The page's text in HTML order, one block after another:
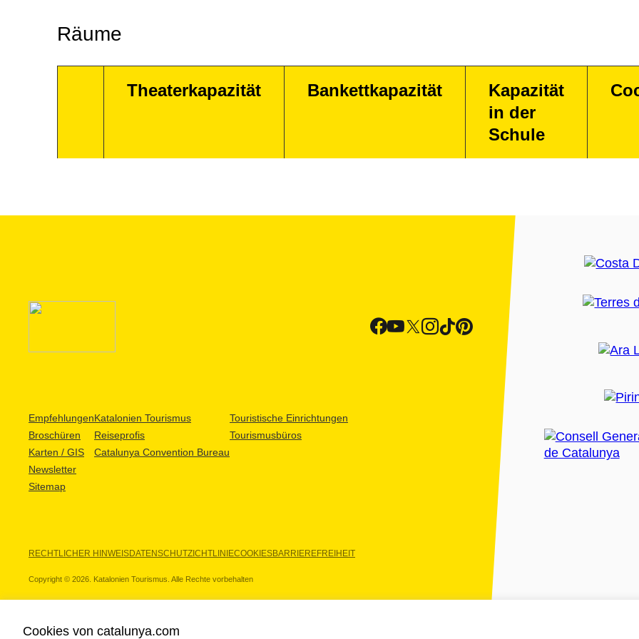
Räume
Theaterkapazität Bankettkapazität
Kapazität
in der
Schule
Empfehlungen
Broschüren
Karten / GIS
Newsletter
Sitemap
Katalonien Tourismus
Reiseprofis
Catalunya Convention Bureau
Touristische Einrichtungen
Tourismusbüros
RECHTLICHER HINWEISDATENSCHUTZICHTLINIECOOKIESBARRIEREFREIHEIT
Copyright © 2026. Katalonien Tourismus. Alle Rechte vorbehalten
Cookies von catalunya.com